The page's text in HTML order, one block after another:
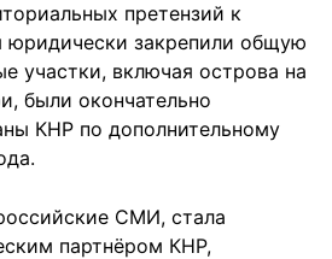
претензий к
юридически закрепили общую
участки, включая острова на
были окончательно
КНР по дополнительному
СМИ, стала
партнёром КНР,